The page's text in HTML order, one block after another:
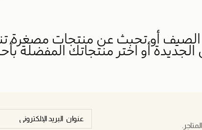
أو تحبث عن منتجات مصغرة
أو اختر منتجاتك المفضلة